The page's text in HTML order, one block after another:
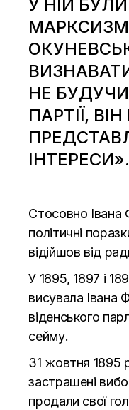
У НІЙ БУЛИ
НЕ
ПАРТІЇ, ВІН
ІНТЕРЕСИ».
Стосовно Івана
політичні
відійшов від
У 1895, 1897 і
висувала Івана
віденського
сейму.
31 жовтня 1895
застрашені
продали свої